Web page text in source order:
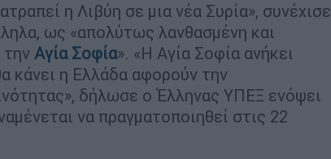
η Λιβύη σε μια νέα Συρία», συνέχισε
ως «απολύτως λανθασμένη και
Αγία Σοφία». «Η Αγία Σοφία ανήκει
κάνει η Ελλάδα αφορούν την
δήλωσε ο Έλληνας ΥΠΕΞ ενόψει
να πραγματοποιηθεί στις 22